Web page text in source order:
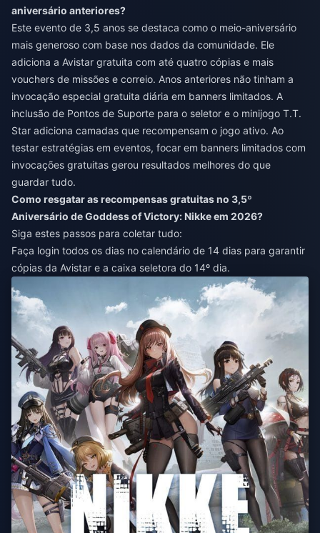
aniversário anteriores?
Este evento de 3,5 anos se destaca como o meio-aniversário
mais generoso com base nos dados da comunidade. Ele
adiciona a Avistar gratuita com até quatro cópias e mais
vouchers de missões e correio. Anos anteriores não tinham a
invocação especial gratuita diária em banners limitados. A
inclusão de Pontos de Suporte para o seletor e o minijogo T.T.
Star adiciona camadas que recompensam o jogo ativo. Ao
testar estratégias em eventos, focar em banners limitados com
invocações gratuitas gerou resultados melhores do que
guardar tudo.
Como resgatar as recompensas gratuitas no 3,5º
Aniversário de Goddess of Victory: Nikke em 2026?
Siga estes passos para coletar tudo:
Faça login todos os dias no calendário de 14 dias para garantir
cópias da Avistar e a caixa seletora do 14º dia.